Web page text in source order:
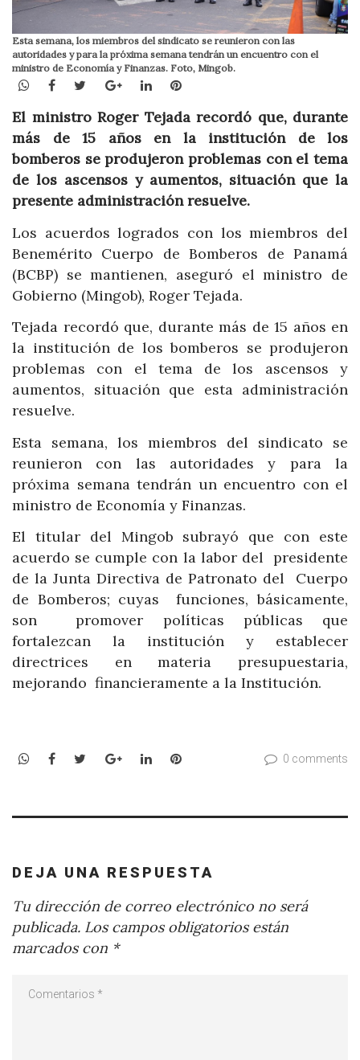
Esta semana, los miembros del sindicato se reunieron con las
autoridades y para la próxima semana tendrán un encuentro con el
ministro de Economía y Finanzas. Foto, Mingob.
WhatsApp
Facebook
TwitterGoogle+LinkedInPinterest
El ministro Roger Tejada recordó que, durante
más de 15 años en la institución de los
bomberos se produjeron problemas con el tema
de los ascensos y aumentos, situación que la
presente administración resuelve.
Los acuerdos logrados con los miembros del
Benemérito Cuerpo de Bomberos de Panamá
(BCBP) se mantienen, aseguró el ministro de
Gobierno (Mingob), Roger Tejada.
Tejada recordó que, durante más de 15 años en
la institución de los bomberos se produjeron
problemas con el tema de los ascensos y
aumentos, situación que esta administración
resuelve.
Esta semana, los miembros del sindicato se
reunieron con las autoridades y para la
próxima semana tendrán un encuentro con el
ministro de Economía y Finanzas.
El titular del Mingob subrayó que con este
acuerdo se cumple con la labor del presidente
de la Junta Directiva de Patronato del Cuerpo
de Bomberos; cuyas funciones, básicamente,
son promover políticas públicas que
fortalezcan la institución y establecer
directrices en materia presupuestaria,
mejorando financieramente a la Institución.
WhatsApp
Facebook
TwitterGoogle+LinkedInPinterest 0 comments
DEJA UNA RESPUESTA
Tu dirección de correo electrónico no será
publicada. Los campos obligatorios están
marcados con *